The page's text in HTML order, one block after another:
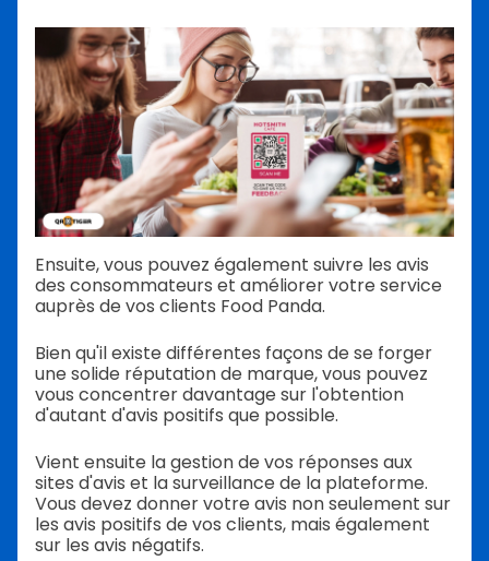
Ensuite, vous pouvez également suivre les avis
des consommateurs et améliorer votre service
auprès de vos clients Food Panda.
Bien qu'il existe différentes façons de se forger
une solide réputation de marque, vous pouvez
vous concentrer davantage sur l'obtention
d'autant d'avis positifs que possible.
Vient ensuite la gestion de vos réponses aux
sites d'avis et la surveillance de la plateforme.
Vous devez donner votre avis non seulement sur
les avis positifs de vos clients, mais également
sur les avis négatifs.